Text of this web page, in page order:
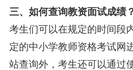
三、如何查询教资面试成绩
考生们可以在规定的时间段
定的中小学教师资格考试网
站查询外，考生还可以通过